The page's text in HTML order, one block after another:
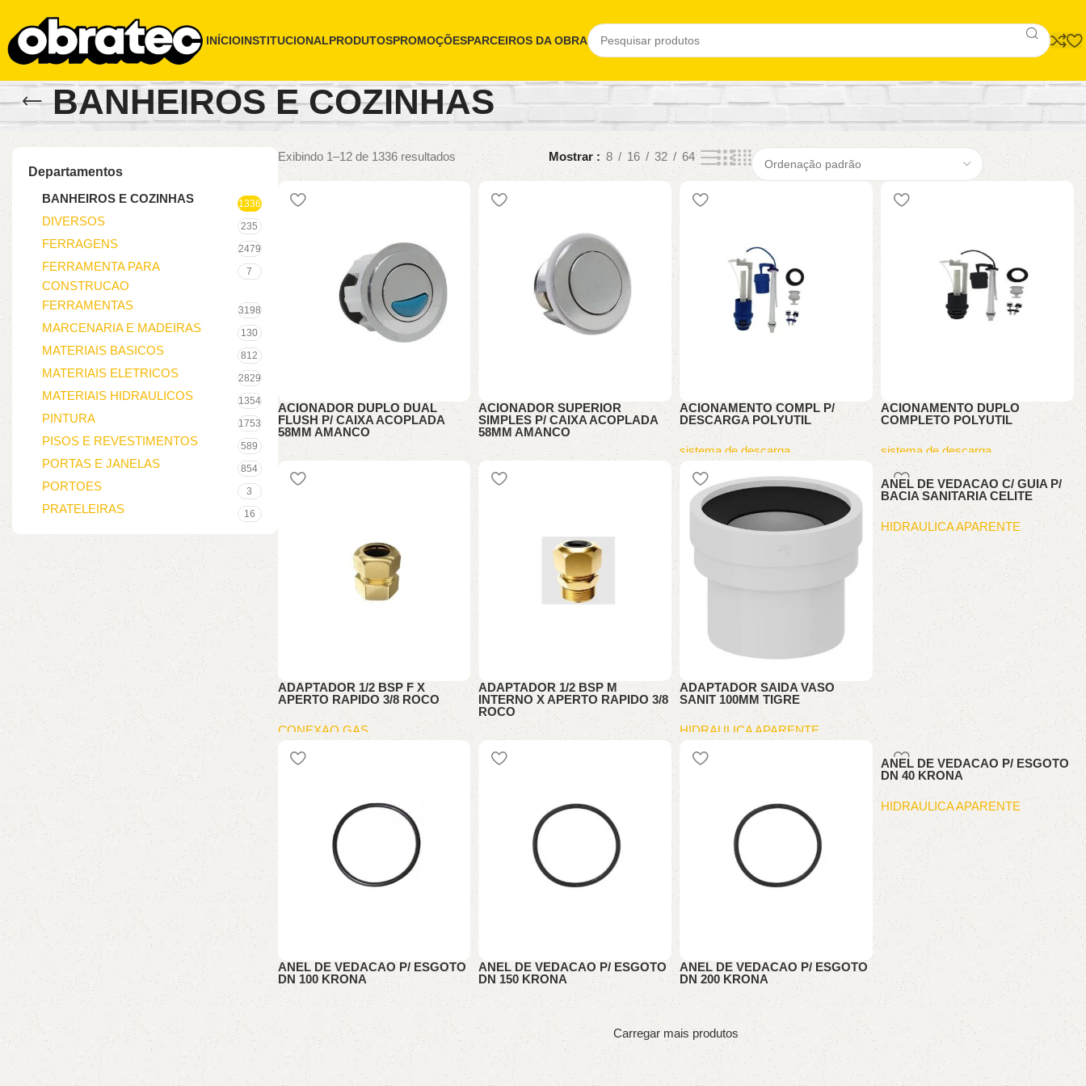
INÍCIOINSTITUCIONALPRODUTOSPROMOÇÕESPARCEIROS DA OBRA
BANHEIROS E COZINHAS
Departamentos
BANHEIROS E COZINHAS
1336
DIVERSOS 235
FERRAGENS 2479
FERRAMENTA PARA
CONSTRUCAO
7
FERRAMENTAS 3198
MARCENARIA E MADEIRAS 130
MATERIAIS BASICOS 812
MATERIAIS ELETRICOS 2829
MATERIAIS HIDRAULICOS 1354
PINTURA 1753
PISOS E REVESTIMENTOS 589
PORTAS E JANELAS 854
PORTOES 3
PRATELEIRAS 16
Exibindo 1–12 de 1336 resultados Mostrar 8 16 32 64
ACIONADOR DUPLO DUAL
FLUSH P/ CAIXA ACOPLADA
58MM AMANCO
HIDRAULICA APARENTE
ACIONADOR SUPERIOR
SIMPLES P/ CAIXA ACOPLADA
58MM AMANCO
HIDRAULICA APARENTE
ACIONAMENTO COMPL P/
DESCARGA POLYUTIL
sistema de descarga
ACIONAMENTO DUPLO
COMPLETO POLYUTIL
sistema de descarga
ADAPTADOR 1/2 BSP F X
APERTO RAPIDO 3/8 ROCO
CONEXAO GAS
ADAPTADOR 1/2 BSP M
INTERNO X APERTO RAPIDO 3/8
ROCO
CONEXAO GAS
ADAPTADOR SAIDA VASO
SANIT 100MM TIGRE
HIDRAULICA APARENTE
ANEL DE VEDACAO C/ GUIA P/
BACIA SANITARIA CELITE
HIDRAULICA APARENTE
ANEL DE VEDACAO P/ ESGOTO
DN 100 KRONA
HIDRAULICA APARENTE
ANEL DE VEDACAO P/ ESGOTO
DN 150 KRONA
HIDRAULICA APARENTE
ANEL DE VEDACAO P/ ESGOTO
DN 200 KRONA
HIDRAULICA APARENTE
ANEL DE VEDACAO P/ ESGOTO
DN 40 KRONA
HIDRAULICA APARENTE
Carregar mais produtos